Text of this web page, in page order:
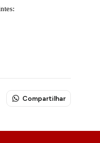
Compartilhar